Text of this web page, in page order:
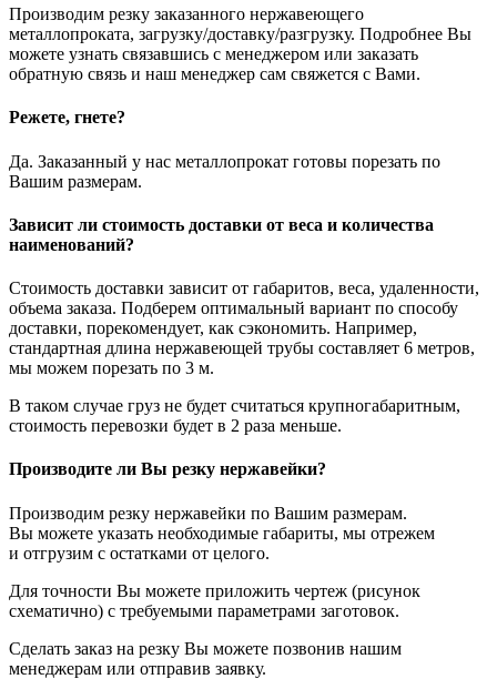
Производим резку заказанного нержавеющего
металлопроката, загрузку/доставку/разгрузку. Подробнее Вы
можете узнать связавшись с менеджером или заказать
обратную связь и наш менеджер сам свяжется с Вами.
Режете, гнете?
Да. Заказанный у нас металлопрокат готовы порезать по
Вашим размерам.
Зависит ли стоимость доставки от веса и количества
наименований?
Стоимость доставки зависит от габаритов, веса, удаленности,
объема заказа. Подберем оптимальный вариант по способу
доставки, порекомендует, как сэкономить. Например,
стандартная длина нержавеющей трубы составляет 6 метров,
мы можем порезать по 3 м.
В таком случае груз не будет считаться крупногабаритным,
стоимость перевозки будет в 2 раза меньше.
Производите ли Вы резку нержавейки?
Производим резку нержавейки по Вашим размерам.
Вы можете указать необходимые габариты, мы отрежем
и отгрузим с остатками от целого.
Для точности Вы можете приложить чертеж (рисунок
схематично) с требуемыми параметрами заготовок.
Сделать заказ на резку Вы можете позвонив нашим
менеджерам или отправив заявку.